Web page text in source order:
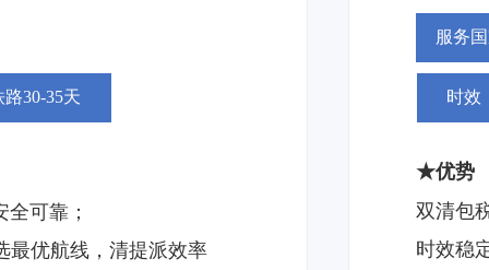
可靠；
最优航线，清提派效率
服务
★优势
双清包
时效稳
30-35天 时效